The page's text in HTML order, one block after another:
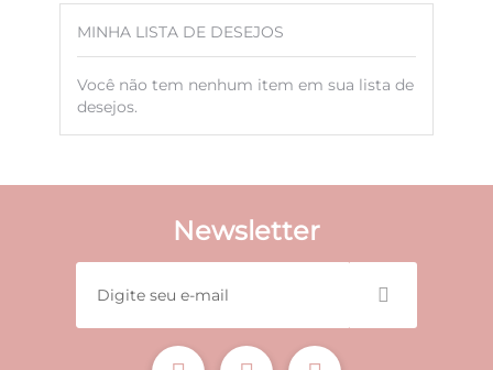
lendo
pagina
MINHA LISTA DE DESEJOS
Você não tem nenhum item em sua lista de
desejos.
Newsletter